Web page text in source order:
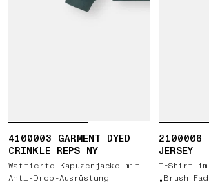
4100003 GARMENT DYED
CRINKLE REPS NY
Wattierte Kapuzenjacke mit
Anti-Drop-Ausrüstung
2100006
JERSEY
T-Shirt
„Brush